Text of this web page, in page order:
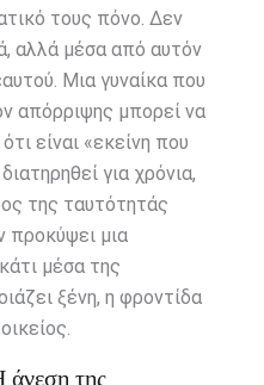
τους πόνο. Δεν
αλλά μέσα από αυτόν
Μια γυναίκα που
απόρριψης μπορεί να
είναι «εκείνη που
για χρόνια,
της ταυτότητάς
προκύψει μια
μέσα της
ξένη, η φροντίδα
άνεση της